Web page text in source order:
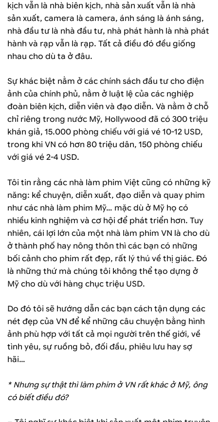
kịch vẫn là nhà biên kịch, nhà sản xuất vẫn là nhà
sản xuất, camera là camera, ánh sáng là ánh sáng,
nhà đầu tư là nhà đầu tư, nhà phát hành là nhà phát
hành và rạp vẫn là rạp. Tất cả điều đó đều giống
nhau cho dù ta ở đâu.
Sự khác biệt nằm ở các chính sách đầu tư cho điện
ảnh của chính phủ, nằm ở luật lệ của các nghiệp
đoàn biên kịch, diễn viên và đạo diễn. Và nằm ở chỗ
chỉ riêng trong nước Mỹ, Hollywood đã có 300 triệu
khán giả, 15.000 phòng chiếu với giá vé 10-12 USD,
trong khi VN có hơn 80 triệu dân, 150 phòng chiếu
với giá vé 2-4 USD.
Tôi tin rằng các nhà làm phim Việt cũng có những kỹ
năng: kể chuyện, diễn xuất, đạo diễn và quay phim
như các nhà làm phim Mỹ… mặc dù ở Mỹ họ có
nhiều kinh nghiệm và cơ hội để phát triển hơn. Tuy
nhiên, cái lợi lớn của một nhà làm phim VN là cho dù
ở thành phố hay nông thôn thì các bạn có những
bối cảnh cho phim rất đẹp, rất lý thú về thị giác. Ðó
là những thứ mà chúng tôi không thể tạo dựng ở
Mỹ cho dù với hàng chục triệu USD.
Do đó tôi sẽ hướng dẫn các bạn cách tận dụng các
nét đẹp của VN để kể những câu chuyện bằng hình
ảnh phù hợp với tất cả mọi người trên thế giới, về
tình yêu, sự ruồng bỏ, đối đầu, phiêu lưu hay sợ
hãi…
* Nhưng sự thật thì làm phim ở VN rất khác ở Mỹ, ông
có biết điều đó?